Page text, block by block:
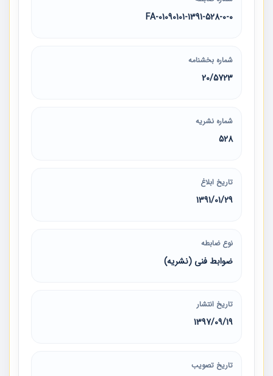
01090101-1391-528-0-0-FA
شماره بخشنامه
20/5723
شماره نشریه
528
تاریخ ابلاغ
1391/01/29
نوع ضابطه
ضوابط فنی (نشریه)
تاریخ انتشار
1397/09/19
تاریخ تصویب